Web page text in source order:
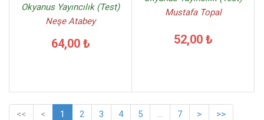
Okyanus Yayıncılık (Test)
Neşe Atabey
64,00 ₺
Mustafa Topal
52,00 ₺
<< < 1 2 3 4 5 ... 7 > >>